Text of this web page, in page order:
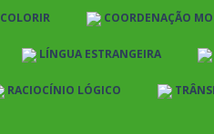
COLORIR COORDENAÇÃO
LÍNGUA ESTRANGEIRA
RACIOCÍNIO LÓGICO